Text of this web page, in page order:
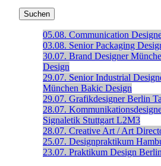
05.08. Communication
03.08. Senior Packaging
30.07. Brand Designer
Design
29.07. Senior Industrial
München Bakic Design
29.07. Grafikdesigner Berlin
28.07.
Signaletik Stuttgart L2M3
28.07. Creative Art / Art
25.07. Designpraktikum
23.07. Praktikum Design Berlin